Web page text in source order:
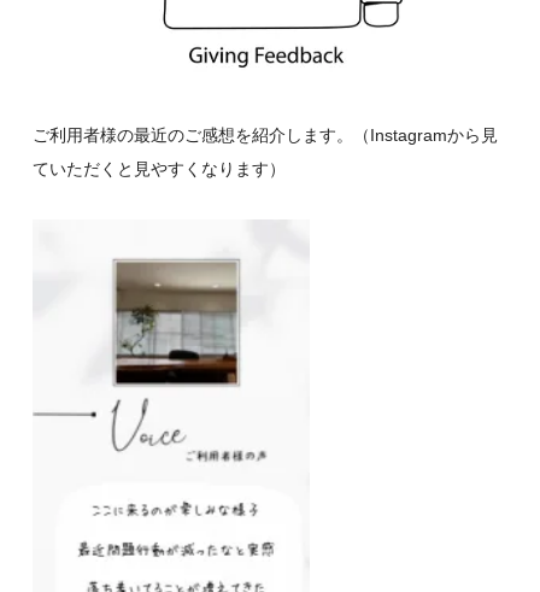
ご利用者様の最近のご感想を紹介します。（Instagramから見
ていただくと見やすくなります）